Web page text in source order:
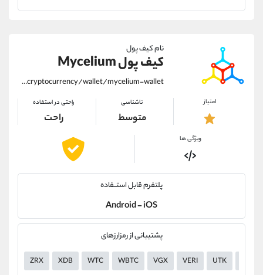
نام کیف پول
کیف پول Mycelium
https://alirezamehrabi.com/cryptocurrency/wallet/mycelium-wallet
امتیاز ناشناسی
متوسط
راحتی در استفاده
راحت
ویژگی ها
پلتفرم قابل استــفاده
Android - iOS
پشتیبانی از رمزارزهای
ZRX XDB WTC WBTC VGX VERI UTK